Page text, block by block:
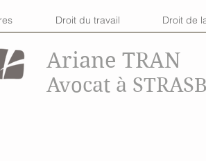
Droit du travail Droit de
Ariane TRAN
Avocat à